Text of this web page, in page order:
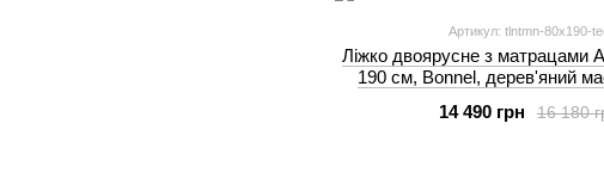
Артикул: tlntmn-80x190-
Ліжко двоярусне з матрацами
190 см, Bonnel, дерев'яний
16 180
14 490 грн